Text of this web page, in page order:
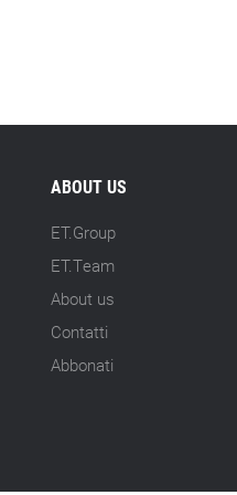
ABOUT US
ET.Group
ET.Team
About us
Contatti
Abbonati